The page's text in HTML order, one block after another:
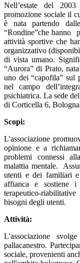
Nell’estate del
promozione sociale il
è nata partendo
“Rondine”che hanno
attività sportive che
organizzativo
di vista umano.
“Aurora” di Prato,
uno dei “capofila” sul
nel campo
psichiatrica. La sede
di Corticella 6, Bologna
Scopi:
L'associazione
opinione e a
problemi connessi
malattia mentale.
utenti e dei familiari
affianca e sostiene
terapeutico-
bisogni degli utenti.
Attività:
L'associazione
pallacanestro.
sociale, provenienti